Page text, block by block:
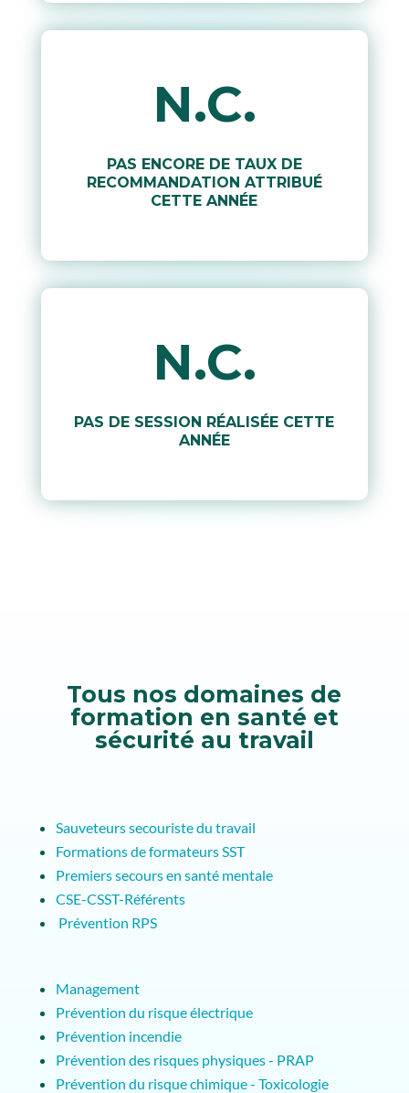
N.C.
PAS ENCORE DE TAUX DE
RECOMMANDATION ATTRIBUÉ
CETTE ANNÉE
N.C.
PAS DE SESSION RÉALISÉE CETTE
ANNÉE
Tous nos domaines de
formation en santé et
sécurité au travail
Sauveteurs secouriste du travail
Formations de formateurs SST
Premiers secours en santé mentale
CSE-CSST-Référents
Prévention RPS
Management
Prévention du risque électrique
Prévention incendie
Prévention des risques physiques - PRAP
Prévention du risque chimique - Toxicologie